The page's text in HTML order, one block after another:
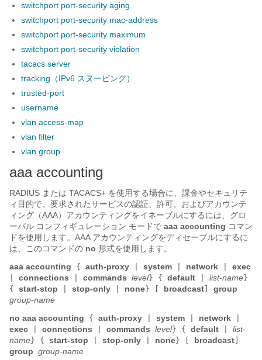
switchport port-security aging
switchport port-security mac-address
switchport port-security maximum
switchport port-security violation
tacacs server
tracking（IPv6 スヌーピング）
trusted-port
username
vlan access-map
vlan filter
vlan group
aaa accounting
RADIUS または TACACS+ を使用する場合に、課金やセキュリテ
ィ目的で、要求されたサービスの認証、許可、およびアカウンテ
ィング（AAA）アカウンティングをイネーブルにするには、グロ
ーバル コンフィギュレーション モードで aaa accounting コマン
ドを使用します。AAA アカウンティングをディセーブルにするに
は、このコマンドの no 形式を使用します。
aaa accounting { auth-proxy system network exec
connections commands level} { default list-name }
{ start-stop stop-only none } broadcast
group
group-name
no aaa accounting { auth-proxy system network
exec connections commands level} { default
list-
name } { start-stop stop-only none } broadcast
group group-name